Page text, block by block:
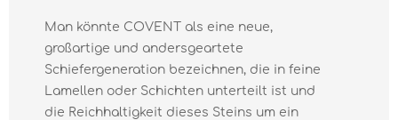
Man könnte COVENT als eine neue,
großartige und andersgeartete
Schiefergeneration bezeichnen, die in feine
Lamellen oder Schichten unterteilt ist und
die Reichhaltigkeit dieses Steins um ein